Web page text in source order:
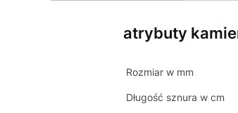
atrybuty
Rozmiar w mm
Długość sznura w cm